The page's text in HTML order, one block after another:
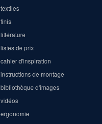
textiles
finis
littérature
listes de prix
cahier d'inspiration
instructions de montage
bibliothèque d'images
vidéos
ergonomie